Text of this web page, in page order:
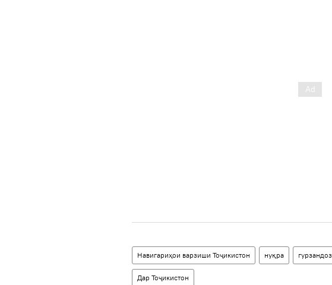
Навигариҳои варзиши Тоҷикистон нуқра гурзандоз
Дар Тоҷикистон